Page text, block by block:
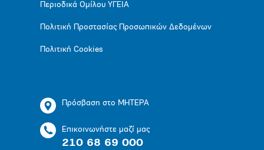
Περιοδικά Ομίλου ΥΓΕΙΑ
Πολιτική Προστασίας Προσωπικών Δεδομένων
Πολιτική Cookies
Πρόσβαση στο ΜΗΤΕΡΑ
Επικοινωνήστε μαζί μας
210 68 69 000